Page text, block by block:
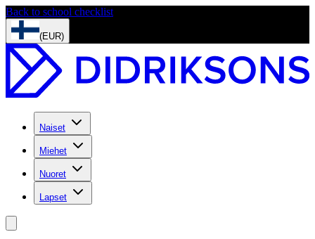
Back to school checklist
(EUR)
Naiset
Miehet
Nuoret
Lapset